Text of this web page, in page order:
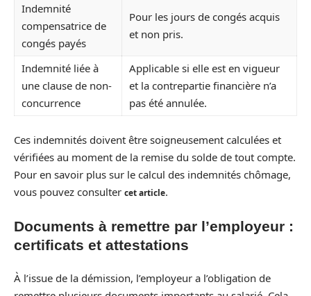
Indemnité
compensatrice de
congés payés
Pour les jours de congés acquis
et non pris.
Indemnité liée à
une clause de non-
concurrence
Applicable si elle est en vigueur
et la contrepartie financière n’a
pas été annulée.
Ces indemnités doivent être soigneusement calculées et
vérifiées au moment de la remise du solde de tout compte.
Pour en savoir plus sur le calcul des indemnités chômage,
vous pouvez consulter cet article.
Documents à remettre par l’employeur :
certificats et attestations
À l’issue de la démission, l’employeur a l’obligation de